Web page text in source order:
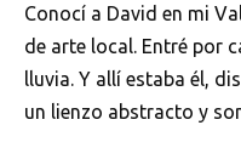
Conocí a David en mi
de arte local. Entré por
lluvia. Y allí estaba él,
un lienzo abstracto y